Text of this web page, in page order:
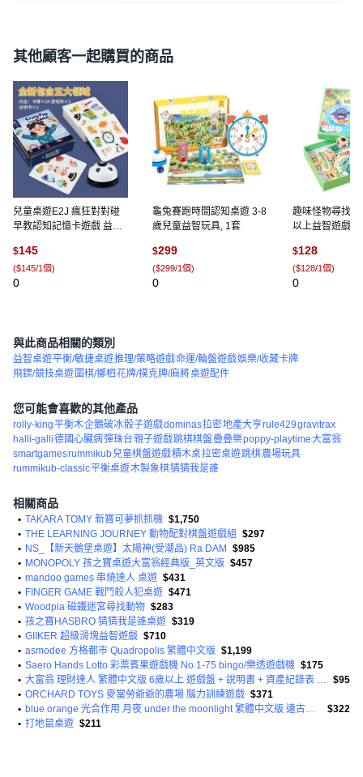
其他顧客一起購買的商品
兒童桌遊E2J 瘋狂對對碰
早教認知記憶卡遊戲 益智
具, 1個, 彩盒+按鈴
$145
($145/1個)
0
龜兔賽跑時間認知桌遊 3-8
歲兒童益智玩具, 1套
$299
($299/1個)
0
趣味怪物尋找
以上益智遊戲
通), 1套
$128
($128/1個)
0
與此商品相關的類別
益智桌遊平衡/敏捷桌遊推理/策略遊戲命運/輪盤遊戲娛樂/收藏卡牌
飛鏢/競技桌遊圍棋/擲柶花牌/撲克牌/麻將桌遊配件
您可能會喜歡的其他產品
rolly-king平衡木企鵝破冰骰子遊戲dominas拉密地產大亨rule429gravitrax
halli-galli德國心臟病彈珠台親子遊戲跳棋棋盤疊疊樂poppy-playtime大富翁
smartgamesrummikub兒童棋盤遊戲積木桌拉密桌遊跳棋農場玩具
rummikub-classic平衡桌遊木製象棋猜猜我是誰
相關商品
• TAKARA TOMY 新寶可夢抓抓機 $1,750
• THE LEARNING JOURNEY 動物配對棋盤遊戲組
$297
• NS_【新天鵝堡桌遊】太陽神(受潮品) Ra DAM
$985
• MONOPOLY 孩之寶桌遊大富翁經典版_英文版 $457
• mandoo games 串燒達人 桌遊 $431
• FINGER GAME 戰鬥殺人犯桌遊 $471
• Woodpia 磁鐵迷宮尋找動物 $283
• 孩之寶HASBRO 猜猜我是誰桌遊 $319
• GIIKER 超級滑塊益智遊戲 $710
• asmodee 方格都市 Quadropolis 繁體中文版 $1,199
• Saero Hands Lotto 彩票賓果遊戲機 No.1-75 bingo/樂透遊戲機 $175
•
大富翁 理財達人 繁體中文版 6歲以上 遊戲盤 + 說明書 + 資產紀錄表 + 房屋32個 + 股票標記24個 + 夢想牌6張 + 生活牌46張 + 股市新聞牌14張 + 保險牌8張 + 人脈牌3張 + 留學牌3張 + 玩家代表物 4個 + 骰子3個 + 遊戲鈔 2~4人
$95
• ORCHARD TOYS 麥當勞爺爺的農場 腦力訓練遊戲 $371
•
blue orange 光合作用 月夜 under the moonlight 繁體中文版 遠古神木 + 月亮指示物 + 月相標記 + 森林動物版圖8個 + 木質動物棋子8個 + 月光點數標記4個 + 水壩板塊 + 烏龜寶寶指示物8個 + 月長石3個 10歲以上 2~4人
$322
• 打地鼠桌遊 $211